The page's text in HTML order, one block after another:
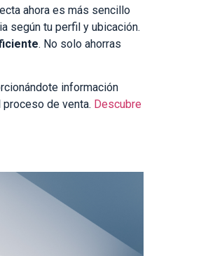
ahora es más sencillo
según tu perfil y ubicación.
. No solo ahorras
información
de venta. Descubre